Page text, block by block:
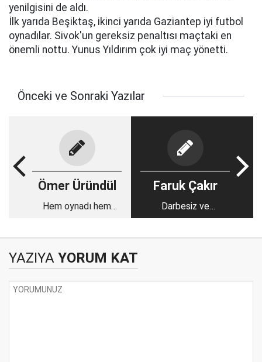
yenilgisini de aldı.
İlk yarıda Beşiktaş, ikinci yarıda Gaziantep iyi futbol
oynadılar. Sivok'un gereksiz penaltısı maçtaki en
önemli nottu. Yunus Yıldırım çok iyi maç yönetti.
Önceki ve Sonraki Yazılar
Ömer Üründül
Hem oynadı hem
Faruk Çakır
Darbesiz ve
darbecisiz bir Türkiye
YAZIYA YORUM KAT